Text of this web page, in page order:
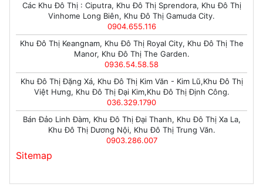
Các Khu Đô Thị : Ciputra, Khu Đô Thị Sprendora, Khu Đô Thị
Vinhome Long Biên, Khu Đô Thị Gamuda City.
0904.655.116
Khu Đô Thị Keangnam, Khu Đô Thị Royal City, Khu Đô Thị The
Manor, Khu Đô Thị The Garden.
0936.54.58.58
Khu Đô Thị Đặng Xá, Khu Đô Thị Kim Văn - Kim Lũ,Khu Đô Thị
Việt Hưng, Khu Đô Thị Đại Kim,Khu Đô Thị Định Công.
036.329.1790
Bán Đảo Linh Đàm, Khu Đô Thị Đại Thanh, Khu Đô Thị Xa La,
Khu Đô Thị Dương Nội, Khu Đô Thị Trung Văn.
0903.286.007
Sitemap